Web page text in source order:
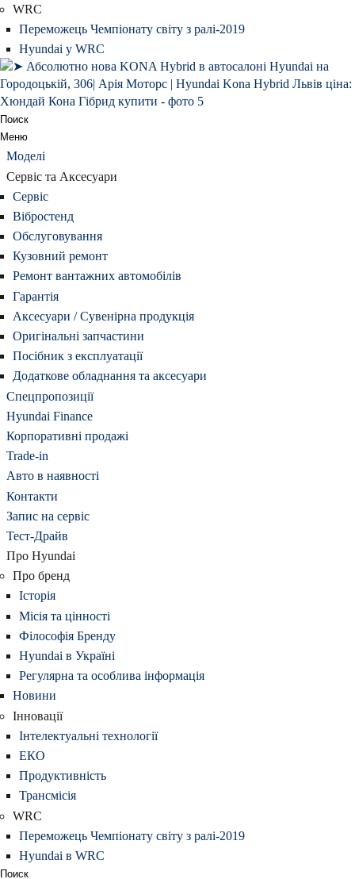
WRC
Переможець Чемпіонату світу з ралі-2019
Hyundai у WRC
Поиск
Меню
Моделі
Сервіс та Аксесуари
Сервіс
Вібростенд
Обслуговування
Кузовний ремонт
Ремонт вантажних автомобілів
Гарантія
Аксесуари / Сувенірна продукція
Оригінальні запчастини
Посібник з експлуатації
Додаткове обладнання та аксесуари
Спецпропозиції
Hyundai Finance
Корпоративні продажі
Trade-in
Авто в наявності
Контакти
Запис на сервіс
Тест-Драйв
Про Hyundai
Про бренд
Історія
Місія та цінності
Філософія Бренду
Hyundai в Україні
Регулярна та особлива інформація
Новини
Інновації
Інтелектуальні технології
ЕКО
Продуктивність
Трансмісія
WRC
Переможець Чемпіонату світу з ралі-2019
Hyundai в WRC
Поиск